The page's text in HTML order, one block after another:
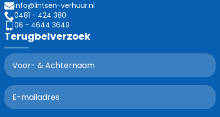
info@lintsen-verhuur.nl
0481 - 424 380
06 - 4644 3649
Terugbelverzoek